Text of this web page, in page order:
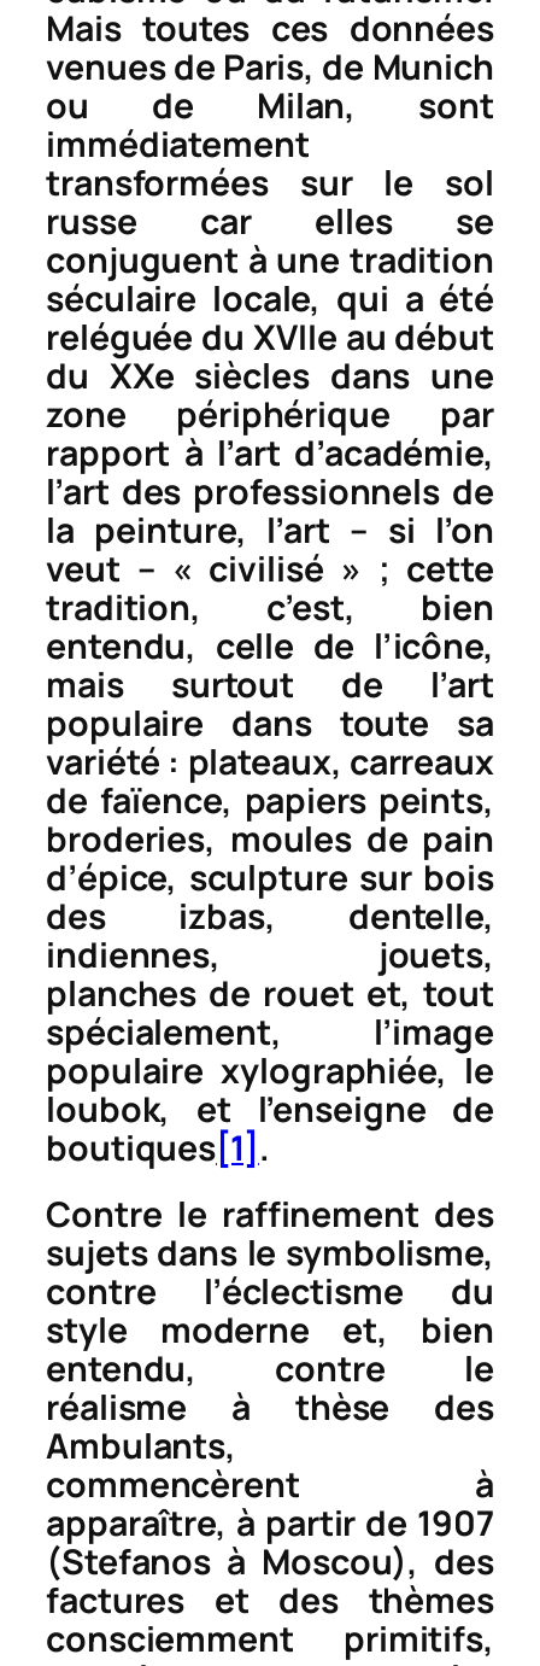
Mais toutes ces données
venues de Paris, de Munich
ou de Milan, sont
immédiatement
transformées sur le sol
russe car elles se
conjuguent à une tradition
séculaire locale, qui a été
reléguée du XVIIe au début
du XXe siècles dans une
zone périphérique par
rapport à l’art d’académie,
l’art des professionnels de
la peinture, l’art – si l’on
veut – « civilisé » ; cette
tradition, c’est, bien
entendu, celle de l’icône,
mais surtout de l’art
populaire dans toute sa
variété : plateaux, carreaux
de faïence, papiers peints,
broderies, moules de pain
d’épice, sculpture sur bois
des izbas, dentelle,
indiennes, jouets,
planches de rouet et, tout
spécialement, l’image
populaire xylographiée, le
loubok, et l’enseigne de
boutiques[1] .
Contre le raffinement des
sujets dans le symbolisme,
contre l’éclectisme du
style moderne et, bien
entendu, contre le
réalisme à thèse des
Ambulants,
commencèrent à
apparaître, à partir de 1907
(Stefanos à Moscou), des
factures et des thèmes
consciemment primitifs,